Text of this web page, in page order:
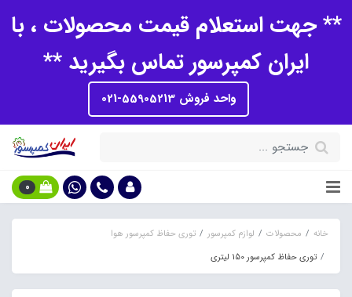
** جهت استعلام قیمت محصولات ، با
ایران کمپرسور تماس بگیرید **
واحد فروش 55905213-021
0
خانه محصولات لوازم کمپرسور
توری حفاظ کمپرسور هوا
توری حفاظ کمپرسور 150 لیتری